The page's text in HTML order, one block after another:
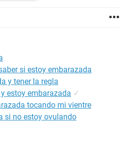
ser que se me este retrasando
ser ayudaaaa porfavor
si estoy embarazada
y tener la regla
estoy embarazada ✓
tocando mi vientre
si no estoy ovulando